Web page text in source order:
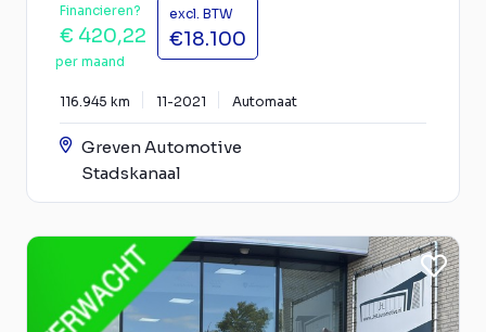
Financieren?
€ 420,22
per maand
excl. BTW
€18.100
116.945 km 11-2021 Automaat
Greven Automotive
Stadskanaal